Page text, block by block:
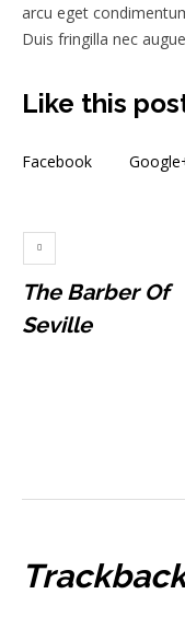
arcu eget
Duis fringilla nec
Like this
Facebook
The Barber Of
Seville